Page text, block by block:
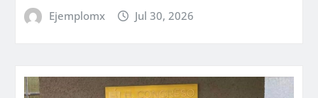
Ejemplomx Jul 30, 2026